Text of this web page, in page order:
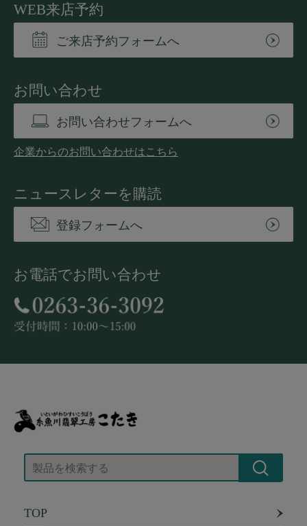
WEB来店予約
ご来店予約フォームへ
お問い合わせ
お問い合わせフォームへ
企業からのお問い合わせはこちら
ニュースレターを購読
登録フォームへ
お電話でお問い合わせ
TOP